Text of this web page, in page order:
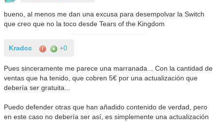
bueno, al menos me dan una excusa para desempolvar la Switch
que creo que no la toco desde Tears of the Kingdom
Kradcc +0
Pues sinceramente me parece una marranada... Con la cantidad de
ventas que ha tenido, que cobren 5€ por una actualización que
debería ser gratuita...
Puedo defender otras que han añadido contenido de verdad, pero
en este caso no debería ser así, es simplemente una actualización